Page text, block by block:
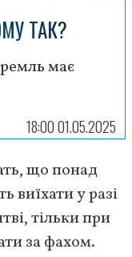
ТАК?
має
18:00 01.05.2025
що понад
виїхати у разі
тільки при
за фахом.